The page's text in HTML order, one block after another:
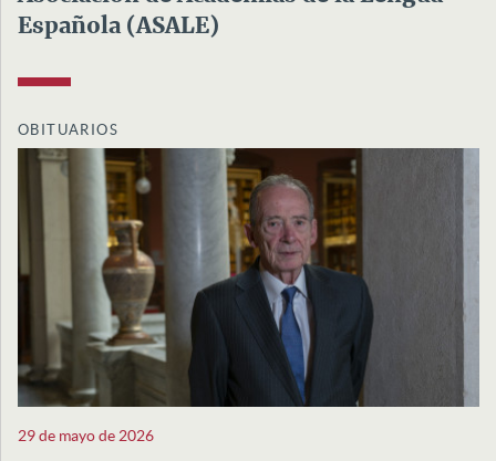
Española (ASALE)
OBITUARIOS
29 de mayo de 2026